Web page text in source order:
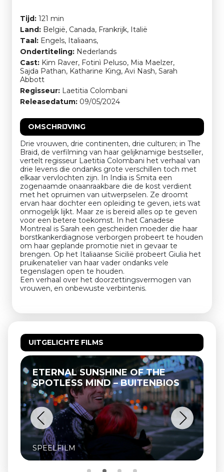
Tijd: 121 min
Land: België, Canada, Frankrijk, Italië
Taal: Engels, Italiaans,
Ondertiteling: Nederlands
Cast: Kim Raver, Fotinì Peluso, Mia Maelzer,
Sajda Pathan, Katharine King, Avi Nash, Sarah
Abbott
Regisseur: Laetitia Colombani
Releasedatum: 09/05/2024
OMSCHRIJVING
Drie vrouwen, drie continenten, drie culturen; in The
Braid, de verfilming van haar gelijknamige bestseller,
vertelt regisseur Laetitia Colombani het verhaal van
drie levens die ondanks grote verschillen toch met
elkaar vervlochten zijn. In India is Smita een
zogenaamde onaanraakbare die de kost verdient
met het opruimen van uitwerpselen. Ze droomt
ervan haar dochter een opleiding te geven, iets wat
onmogelijk lijkt. Maar ze is bereid alles op te geven
voor een betere toekomst. In het Canadese
Montreal is Sarah een gescheiden moeder die haar
borstkankerdiagnose verborgen probeert te houden
om haar geplande promotie niet in gevaar te
brengen. Op het Italiaanse Sicilië probeert Giulia het
pruikenatelier van haar vader ondanks vele
tegenslagen open te houden.
Een verhaal over het doorzettingsvermogen van
vrouwen, en onbewuste verbintenis.
UITGELICHTE FILMS
ETERNAL SUNSHINE OF THE
SPOTLESS MIND – BUITENBIOS
SPEELFILM